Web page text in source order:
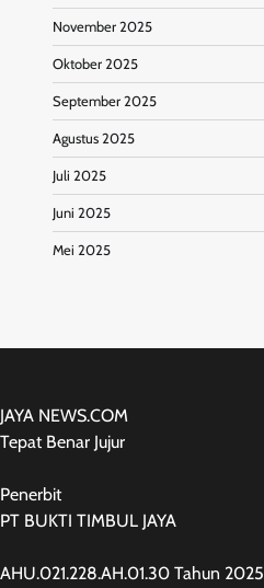
November 2025
Oktober 2025
September 2025
Agustus 2025
Juli 2025
Juni 2025
Mei 2025
JAYA NEWS.COM
Tepat Benar Jujur
Penerbit
PT BUKTI TIMBUL JAYA
AHU.021.228.AH.01.30 Tahun 2025